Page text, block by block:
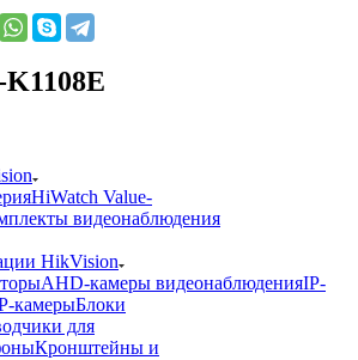
HiWatch Value-
видеонаблюдения
HikVision
AHD-камеры видеонаблюденияIP-
камерыБлоки
для
Кронштейны и